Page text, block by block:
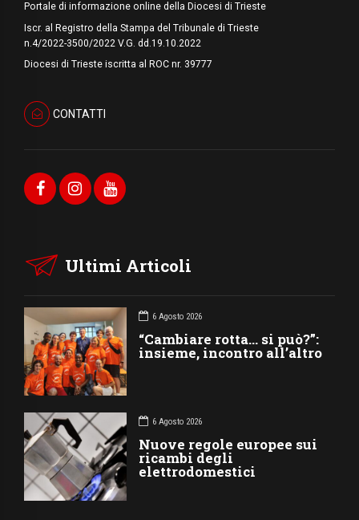
Portale di informazione online della Diocesi di Trieste
Iscr. al Registro della Stampa del Tribunale di Trieste
n.4/2022-3500/2022 V.G. dd.19.10.2022
Diocesi di Trieste iscritta al ROC nr. 39777
CONTATTI
Ultimi Articoli
6 Agosto 2026
“Cambiare rotta… si può?”:
insieme, incontro all’altro
6 Agosto 2026
Nuove regole europee sui
ricambi degli
elettrodomestici